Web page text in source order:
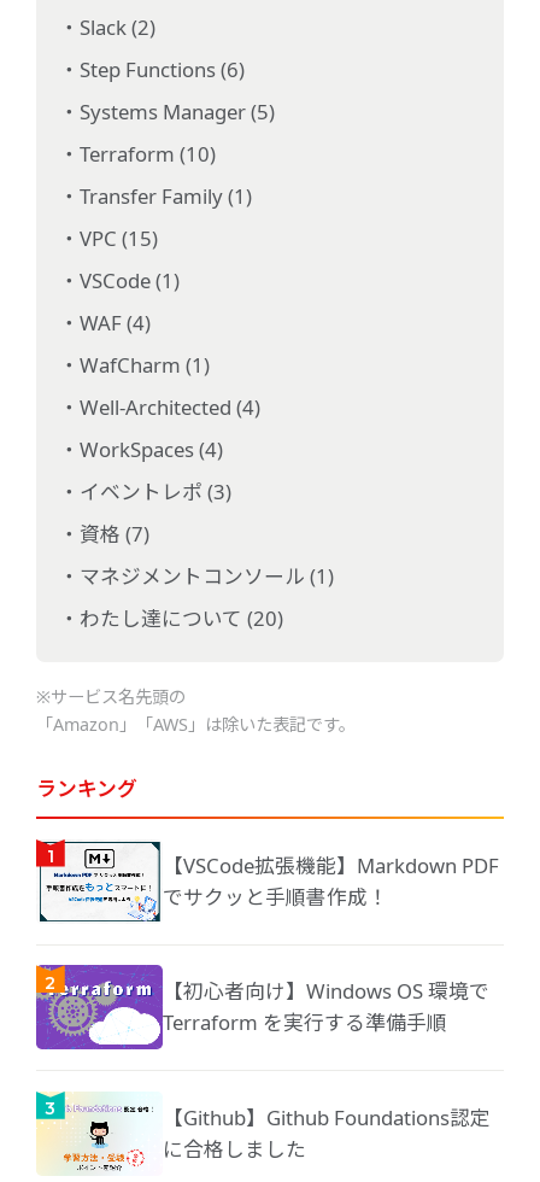
Slack (2)
Step Functions (6)
Systems Manager (5)
Terraform (10)
Transfer Family (1)
VPC (15)
VSCode (1)
WAF (4)
WafCharm (1)
Well-Architected (4)
WorkSpaces (4)
イベントレポ (3)
資格 (7)
マネジメントコンソール (1)
わたし達について (20)
※サービス名先頭の
「Amazon」「AWS」は除いた表記です。
ランキング
【VSCode拡張機能】Markdown PDF
でサクッと手順書作成！
【初心者向け】Windows OS 環境で
Terraform を実行する準備手順
【Github】Github Foundations認定
に合格しました